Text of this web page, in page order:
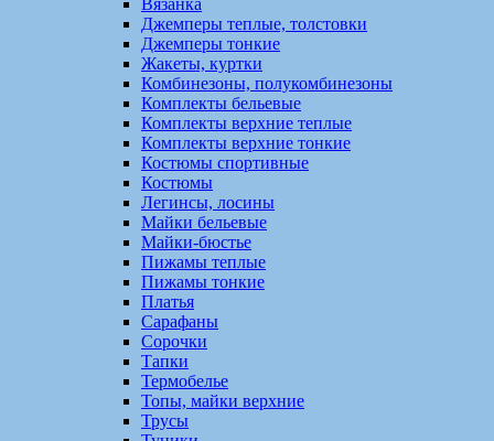
Вязанка
Джемперы теплые, толстовки
Джемперы тонкие
Жакеты, куртки
Комбинезоны, полукомбинезоны
Комплекты бельевые
Комплекты верхние теплые
Комплекты верхние тонкие
Костюмы спортивные
Костюмы
Легинсы, лосины
Майки бельевые
Майки-бюстье
Пижамы теплые
Пижамы тонкие
Платья
Сарафаны
Сорочки
Тапки
Термобелье
Топы, майки верхние
Трусы